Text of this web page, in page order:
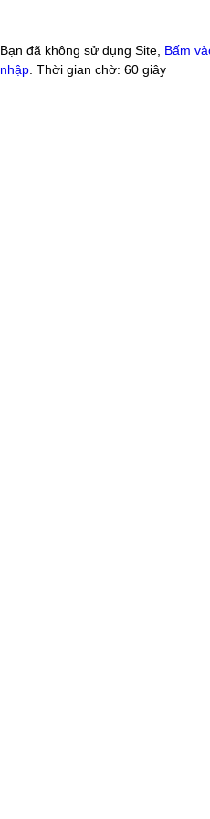
Bạn đã không sử dụng Site, Bấm
nhập . Thời gian chờ: 60 giây